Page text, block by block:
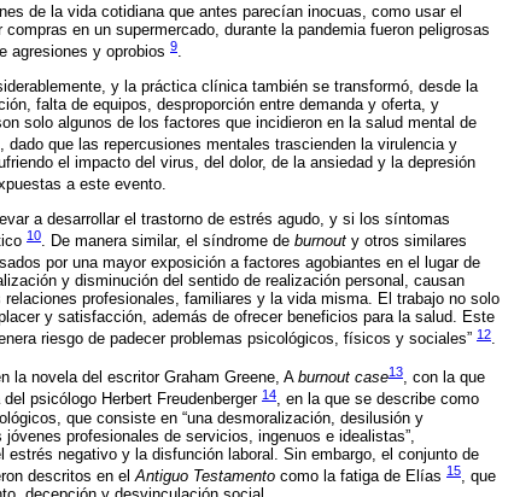
de la vida cotidiana que antes parecían inocuas, como usar el
en un supermercado, durante la pandemia fueron peligrosas
agresiones y oprobios 9.
y la práctica clínica también se transformó, desde la
falta de equipos, desproporción entre demanda y oferta, y
solo algunos de los factores que incidieron en la salud mental de
dado que las repercusiones mentales trascienden la virulencia y
el impacto del virus, del dolor, de la ansiedad y la depresión
a este evento.
a desarrollar el trastorno de estrés agudo, y si los síntomas
10 . De manera similar, el síndrome de burnout y otros similares
por una mayor exposición a factores agobiantes en el lugar de
y disminución del sentido de realización personal, causan
profesionales, familiares y la vida misma. El trabajo no solo
y satisfacción, además de ofrecer beneficios para la salud. Este
riesgo de padecer problemas psicológicos, físicos y sociales” 12.
la novela del escritor Graham Greene, A burnout case13, con la que
psicólogo Herbert Freudenberger 14, en la que se describe como
que consiste en “una desmoralización, desilusión y
profesionales de servicios, ingenuos e idealistas”,
negativo y la disfunción laboral. Sin embargo, el conjunto de
descritos en elAntiguo Testamento como la fatiga de Elías 15, que